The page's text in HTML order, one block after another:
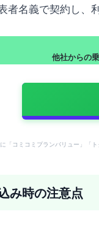
者名義で契約し
他社からの
「コミコミプランバリュー」「
み時の注意点